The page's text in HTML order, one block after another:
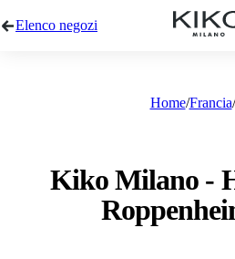
Elenco negozi
Home Francia
Kiko Milano -